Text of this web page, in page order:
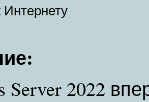
Интернету
Server 2022